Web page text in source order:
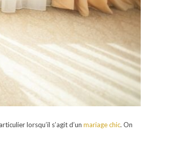
lorsqu’il s’agit d’un mariage chic. On